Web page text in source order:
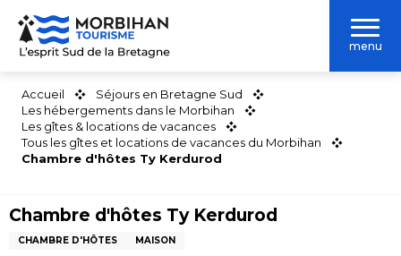
Aller
contenu
menu
Accueil
Séjours en Bretagne Sud
Les hébergements dans le Morbihan
Les gîtes & locations de vacances
Tous les gîtes et locations de vacances du Morbihan
Chambre d'hôtes Ty Kerdurod
Chambre d'hôtes Ty Kerdurod
CHAMBRE D'HÔTES MAISON